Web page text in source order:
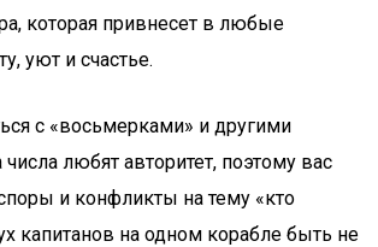
которая привнесет в любые
уют и счастье.
с «восьмерками» и другими
любят авторитет, поэтому вас
и конфликты на тему «кто
капитанов на одном корабле быть не